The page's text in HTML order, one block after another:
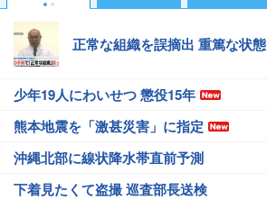
正常な組織を誤摘出 重篤な状態
少年19人にわいせつ 懲役15年
熊本地震を「激甚災害」に指定
沖縄北部に線状降水帯直前予測
下着見たくて盗撮 巡査部長送検